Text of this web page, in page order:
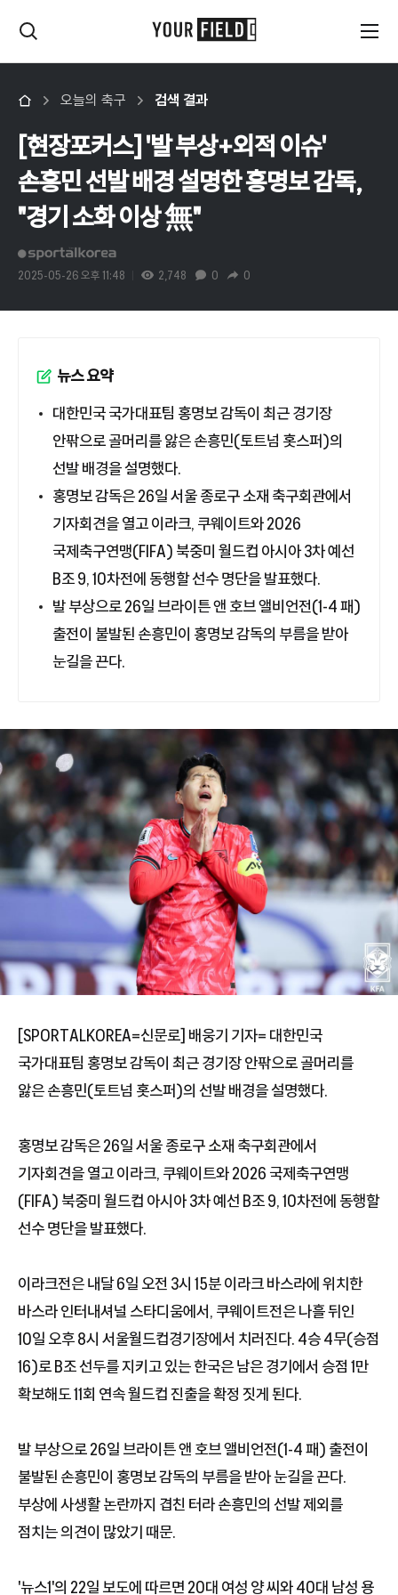
오늘의 축구 검색 결과
[현장포커스] '발 부상+외적 이슈'
손흥민 선발 배경 설명한 홍명보 감독,
"경기 소화 이상 無"
2025-05-26 오후 11:48 2,748 0 0
뉴스 요약
대한민국 국가대표팀 홍명보 감독이 최근 경기장
안팎으로 골머리를 앓은 손흥민(토트넘 홋스퍼)의
선발 배경을 설명했다.
홍명보 감독은 26일 서울 종로구 소재 축구회관에서
기자회견을 열고 이라크, 쿠웨이트와 2026
국제축구연맹(FIFA) 북중미 월드컵 아시아 3차 예선
B조 9, 10차전에 동행할 선수 명단을 발표했다.
발 부상으로 26일 브라이튼 앤 호브 앨비언전(1-4 패)
출전이 불발된 손흥민이 홍명보 감독의 부름을 받아
눈길을 끈다.
[SPORTALKOREA=신문로] 배웅기 기자= 대한민국
국가대표팀 홍명보 감독이 최근 경기장 안팎으로 골머리를
앓은 손흥민(토트넘 홋스퍼)의 선발 배경을 설명했다.
홍명보 감독은 26일 서울 종로구 소재 축구회관에서
기자회견을 열고 이라크, 쿠웨이트와 2026 국제축구연맹
(FIFA) 북중미 월드컵 아시아 3차 예선 B조 9, 10차전에 동행할
선수 명단을 발표했다.
이라크전은 내달 6일 오전 3시 15분 이라크 바스라에 위치한
바스라 인터내셔널 스타디움에서, 쿠웨이트전은 나흘 뒤인
10일 오후 8시 서울월드컵경기장에서 치러진다. 4승 4무(승점
16)로 B조 선두를 지키고 있는 한국은 남은 경기에서 승점 1만
확보해도 11회 연속 월드컵 진출을 확정 짓게 된다.
발 부상으로 26일 브라이튼 앤 호브 앨비언전(1-4 패) 출전이
불발된 손흥민이 홍명보 감독의 부름을 받아 눈길을 끈다.
부상에 사생활 논란까지 겹친 터라 손흥민의 선발 제외를
점치는 의견이 많았기 때문.
'뉴스1'의 22일 보도에 따르면 20대 여성 양 씨와 40대 남성 용